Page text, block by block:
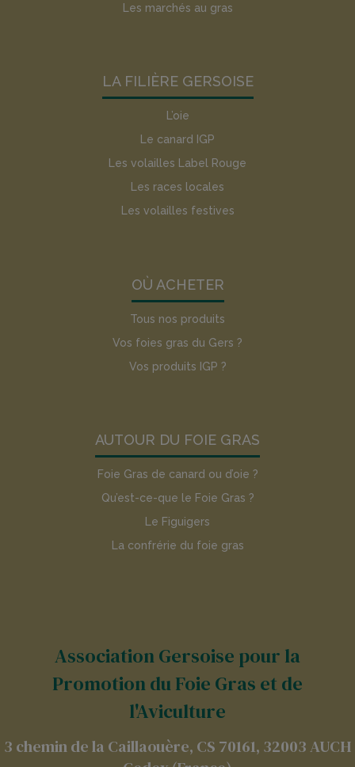
Les marchés au gras
LA FILIÈRE GERSOISE
L’oie
Le canard IGP
Les volailles Label Rouge
Les races locales
Les volailles festives
OÙ ACHETER
Tous nos produits
Vos foies gras du Gers ?
Vos produits IGP ?
AUTOUR DU FOIE GRAS
Foie Gras de canard ou d’oie ?
Qu’est-ce-que le Foie Gras ?
Le Figuigers
La confrérie du foie gras
Association Gersoise pour la
Promotion du Foie Gras et de
l'Aviculture
3 chemin de la Caillaouère, CS 70161, 32003 AUCH